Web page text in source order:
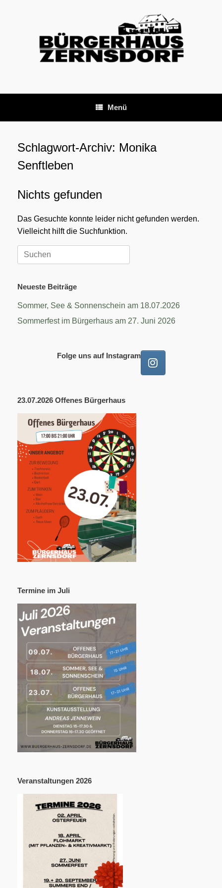
Menü
Schlagwort-Archiv: Monika
Senftleben
Nichts gefunden
Das Gesuchte konnte leider nicht gefunden werden.
Vielleicht hilft die Suchfunktion.
Suchen
nach:
Neueste Beiträge
Sommer, See & Sonnenschein am 18.07.2026
Sommerfest im Bürgerhaus am 27. Juni 2026
Folge uns auf Instagram
23.07.2026 Offenes Bürgerhaus
Termine im Juli
Veranstaltungen 2026